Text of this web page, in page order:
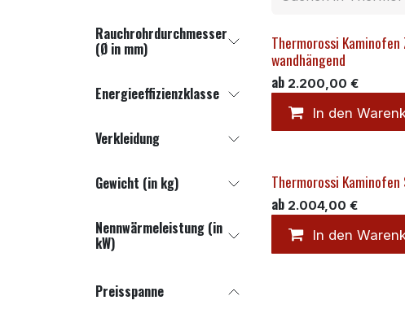
Rauchrohrdurchmesser
(Ø in mm)
Energieeffizienzklasse
Verkleidung
Gewicht (in kg)
Nennwärmeleistung (in
kW)
Preisspanne
Thermorossi Kaminofen
wandhängend
ab 2.200,00 €
In den
Thermorossi
ab 2.004,00 €
In den